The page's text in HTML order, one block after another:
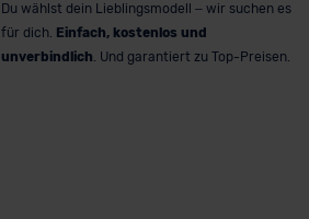
Du wählst dein Lieblingsmodell – wir suchen es
für dich. Einfach, kostenlos und
unverbindlich. Und garantiert zu Top-Preisen.